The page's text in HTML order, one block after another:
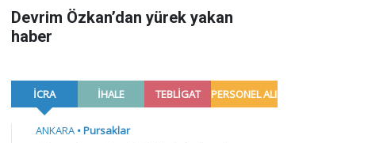
Devrim Özkan’dan yürek yakan
haber